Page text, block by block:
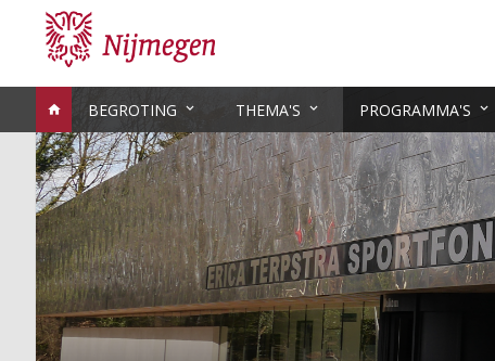
BEGROTING THEMA'S PROGRAMMA'S